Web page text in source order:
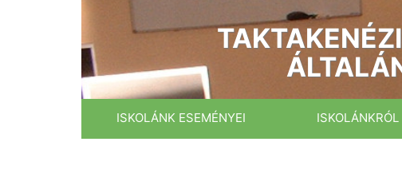
ISKOLÁNK ESEMÉNYEI ISKOLÁNKRÓL